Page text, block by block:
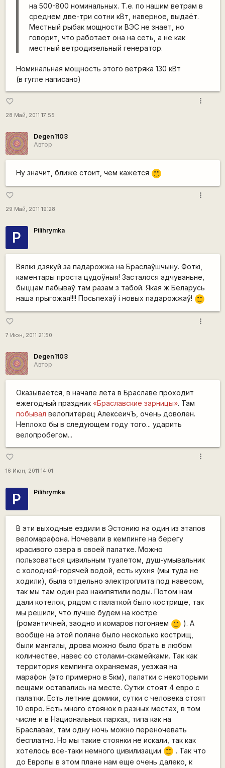
на 500-800 номинальных. Т.е. по нашим ветрам в
среднем две-три сотни кВт, наверное, выдаёт.
Местный рыбак мощности ВЭС не знает, но
говорит, что работает она на сеть, а не как
местный ветродизельный генератор.
Номинальная мощность этого ветряка 130 кВт
(в гугле написано)
favorite_border
28 Май, 2011 17:55
more_vert
Degen1103
Автор
Ну значит, ближе стоит, чем кажется :)
favorite_border
29 Май, 2011 19:28
more_vert
P Pilihrymka
Вялікі дзякуй за падарожжа на Браслаўшчыну. Фоткі,
каментары проста цудоўныя! Засталося адчуваньне,
быццам пабываў там разам з табой. Якая ж Беларусь
наша прыгожая!!!! Посьпехаў і новых падарожжаў!
:)
favorite_border
7 Июн, 2011 21:50
more_vert
Degen1103
Автор
Оказывается, в начале лета в Браславе проходит
ежегодный праздник «Браславские зарницы». Там
побывал велопитерец АлексеичЪ, очень доволен.
Неплохо бы в следующем году того... ударить
велопробегом...
favorite_border
16 Июн, 2011 14:01
more_vert
P Pilihrymka
В эти выходные ездили в Эстонию на один из этапов
веломарафона. Ночевали в кемпинге на берегу
красивого озера в своей палатке. Можно
пользоваться цивильным туалетом, душ-умывальник
с холодной-горячей водой, есть кухня (мы туда не
ходили), была отдельно электроплита под навесом,
так мы там один раз накипятили воды. Потом нам
дали котелок, рядом с палаткой было кострище, так
мы решили, что лучше будем на костре
(романтичней, заодно и комаров погоняем
:)
). А
вообще на этой поляне было несколько кострищ,
были мангалы, дрова можно было брать в любом
количестве, навес со столами-скамейками. Так как
территория кемпинга охраняемая, уезжая на
марафон (это примерно в 5км), палатки с некоторыми
вещами оставались на месте. Сутки стоят 4 евро с
палатки. Есть летние домики, сутки с человека стоят
10 евро. Есть много стоянок в разных местах, в том
числе и в Национальных парках, типа как на
Браславах, там одну ночь можно переночевать
бесплатно. Но мы такие стоянки не искали, так как
хотелось все-таки немного цивилизации
:)
. Так что
до Европы в этом плане нам еще очень далеко, к